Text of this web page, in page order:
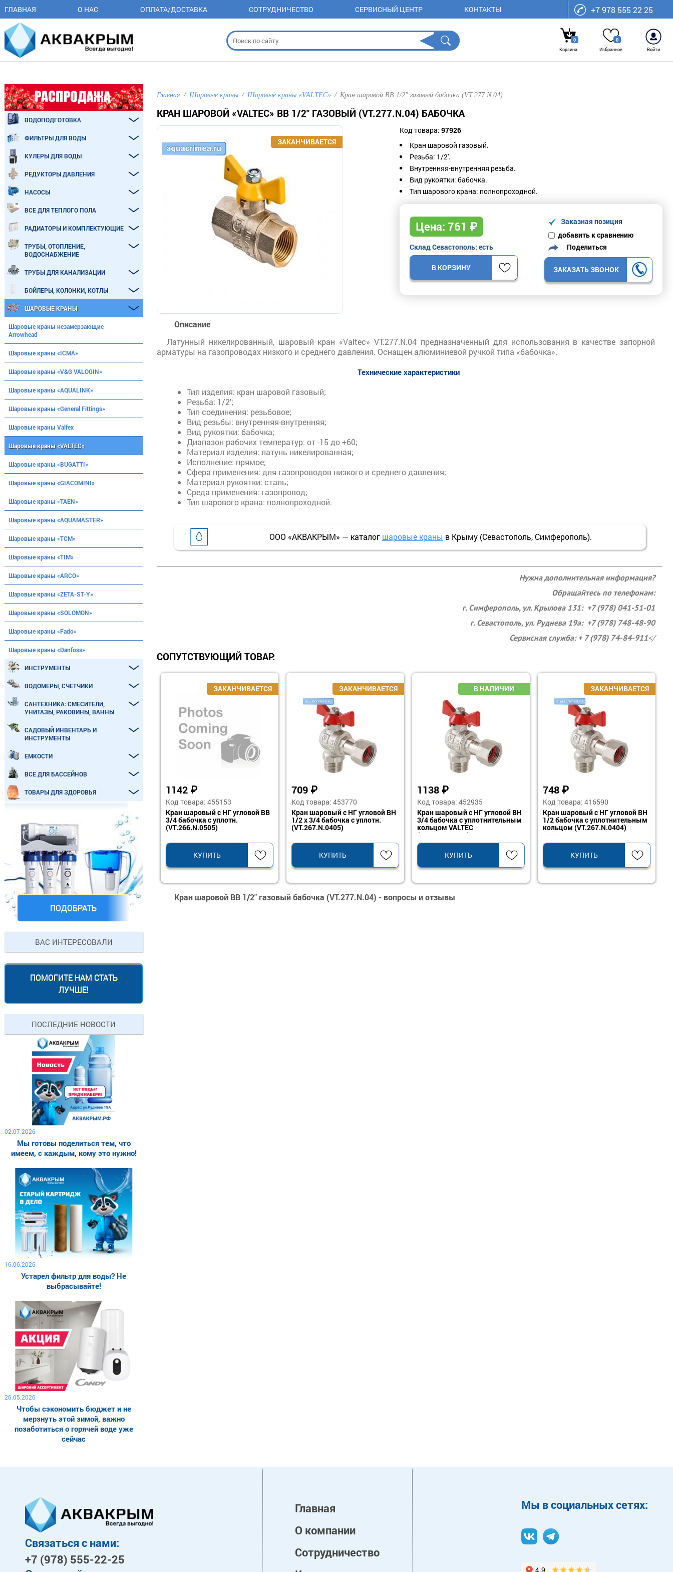
ГЛАВНАЯ О НАС ОПЛАТА/ДОСТАВКА СОТРУДНИЧЕСТВО СЕРВИСНЫЙ ЦЕНТР КОНТАКТЫ +7 978 555 22 25
0
Корзина
0
Избранное
Войти
Главная Шаровые краны Шаровые краны «VALTEC» Кран шаровой ВВ 1/2" газовый бабочка (VT.277.N.04)
КРАН ШАРОВОЙ «VALTEC» ВВ 1/2" ГАЗОВЫЙ (VT.277.N.04) БАБОЧКА
Код товара: 97926
Кран шаровой газовый.
Резьба: 1/2'.
Внутренняя-внутренняя резьба.
Вид рукоятки: бабочка.
Тип шарового крана: полнопроходной.
Цена: 761 ₽
Заказная позиция
добавить к сравнению
СкладСевастополь: есть
В КОРЗИНУ
Поделиться
ЗАКАЗАТЬ ЗВОНОК
Описание
Латунный никелированный, шаровый кран «Valtec» VT.277.N.04 предназначенный для использования в качестве запорной
арматуры на газопроводах низкого и среднего давления. Оснащен алюминиевой ручкой типа «бабочка».
Технические характеристики
Тип изделия: кран шаровой газовый;
Резьба: 1/2';
Тип соединения: резьбовое;
Вид резьбы: внутренняя-внутренняя;
Вид рукоятки: бабочка;
Диапазон рабочих температур: от -15 до +60;
Материал изделия: латунь никелированная;
Исполнение: прямое;
Сфера применения: для газопроводов низкого и среднего давления;
Материал рукоятки: сталь;
Среда применения: газопровод;
Тип шарового крана: полнопроходной.
ООО «АКВАКРЫМ» — каталог шаровые краны в Крыму (Севастополь, Симферополь).
Нужна дополнительная информация?
Обращайтесь по телефонам:
г. Симферополь, ул. Крылова 131: +7 (978) 041-51-01
г. Севастополь, ул. Руднева 19а: +7 (978) 748-48-90
Сервисная служба: + 7 (978) 74-84-911</
СОПУТСТВУЮЩИЙ ТОВАР:
1142 ₽
Код товара: 455153
Кран шаровый с НГ угловой ВВ
3/4 бабочка с уплотн.
(VT.266.N.0505)
КУПИТЬ
709 ₽
Код товара: 453770
Кран шаровый с НГ угловой ВН
1/2 х 3/4 бабочка с уплотн.
(VT.267.N.0405)
КУПИТЬ
1138 ₽
Код товара: 452935
Кран шаровый с НГ угловой ВН
3/4 бабочка с уплотнительным
кольцом VALTEC
(VT.267.N.0505)
КУПИТЬ
748 ₽
Код товара: 416590
Кран шаровый с НГ угловой ВН
1/2 бабочка с уплотнительным
кольцом (VT.267.N.0404)
КУПИТЬ
Кран шаровой ВВ 1/2" газовый бабочка (VT.277.N.04) - вопросы и отзывы
ВОДОПОДГОТОВКА
ФИЛЬТРЫ ДЛЯ ВОДЫ
КУЛЕРЫ ДЛЯ ВОДЫ
РЕДУКТОРЫ ДАВЛЕНИЯ
НАСОСЫ
ВСЕ ДЛЯ ТЕПЛОГО ПОЛА
РАДИАТОРЫ И КОМПЛЕКТУЮЩИЕ
ТРУБЫ, ОТОПЛЕНИЕ,
ВОДОСНАБЖЕНИЕ
ТРУБЫ ДЛЯ КАНАЛИЗАЦИИ
БОЙЛЕРЫ, КОЛОНКИ, КОТЛЫ
ШАРОВЫЕ КРАНЫ
Шаровые краны незамерзающие
Arrowhead
Шаровые краны «ICMA»
Шаровые краны «V&G VALOGIN»
Шаровые краны «AQUALINK»
Шаровые краны «General Fittings»
Шаровые краны Valfex
Шаровые краны «VALTEC»
Шаровые краны «BUGATTI»
Шаровые краны «GIACOMINI»
Шаровые краны «TAEN»
Шаровые краны «AQUAMASTER»
Шаровые краны «ТСМ»
Шаровые краны «TIM»
Шаровые краны «ARCO»
Шаровые краны «ZETA-ST-Y»
Шаровые краны «SOLOMON»
Шаровые краны «Fado»
Шаровые краны «Danfoss»
ИНСТРУМЕНТЫ
ВОДОМЕРЫ, СЧЕТЧИКИ
САНТЕХНИКА: СМЕСИТЕЛИ,
УНИТАЗЫ, РАКОВИНЫ, ВАННЫ
САДОВЫЙ ИНВЕНТАРЬ И
ИНСТРУМЕНТЫ
ЕМКОСТИ
ВСЕ ДЛЯ БАССЕЙНОВ
ТОВАРЫ ДЛЯ ЗДОРОВЬЯ
ПОДОБРАТЬ
ВАС ИНТЕРЕСОВАЛИ
ПОМОГИТЕ НАМ СТАТЬ
ЛУЧШЕ!
ПОСЛЕДНИЕ НОВОСТИ
02.07.2026
Мы готовы поделиться тем, что
имеем, с каждым, кому это нужно!
16.06.2026
Устарел фильтр для воды? Не
выбрасывайте!
26.05.2026
Чтобы сэкономить бюджет и не
мерзнуть этой зимой, важно
позаботиться о горячей воде уже
сейчас
Связаться с нами:
+7 (978) 555-22-25
Главная
О компании
Сотрудничество
Mы в социальных сетях: